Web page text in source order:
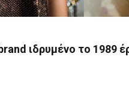
ιδρυμένο το